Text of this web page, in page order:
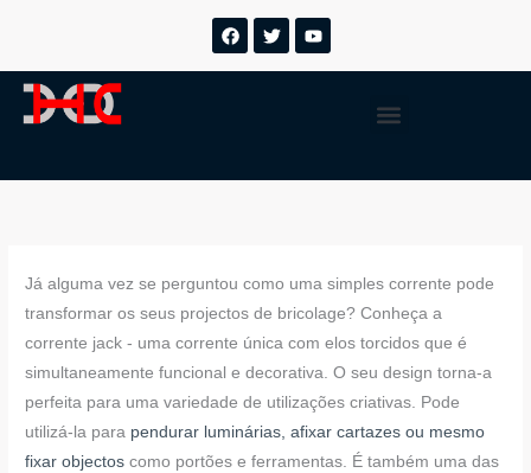
o
conteúdo
F
a
T
w
Y
o
Menu
Já alguma vez se perguntou como uma simples corrente pode
transformar os seus projectos de bricolage? Conheça a
corrente jack - uma corrente única com elos torcidos que é
simultaneamente funcional e decorativa. O seu design torna-a
perfeita para uma variedade de utilizações criativas. Pode
utilizá-la para pendurar luminárias, afixar cartazes ou mesmo
fixar objectos como portões e ferramentas. É também uma das